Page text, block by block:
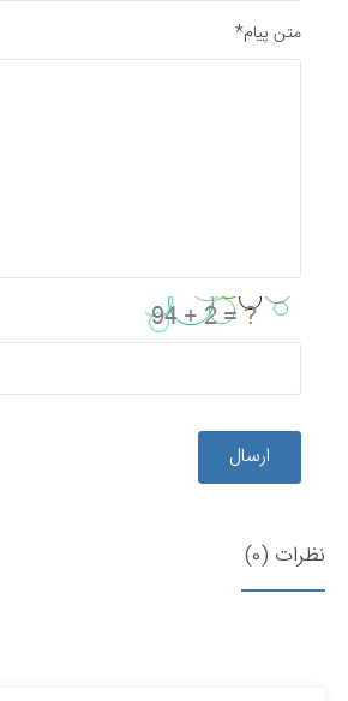
متن پیام*
ارسال
نظرات (0)